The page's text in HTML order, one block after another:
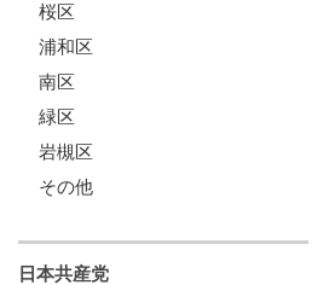
桜区
浦和区
南区
緑区
岩槻区
その他
日本共産党